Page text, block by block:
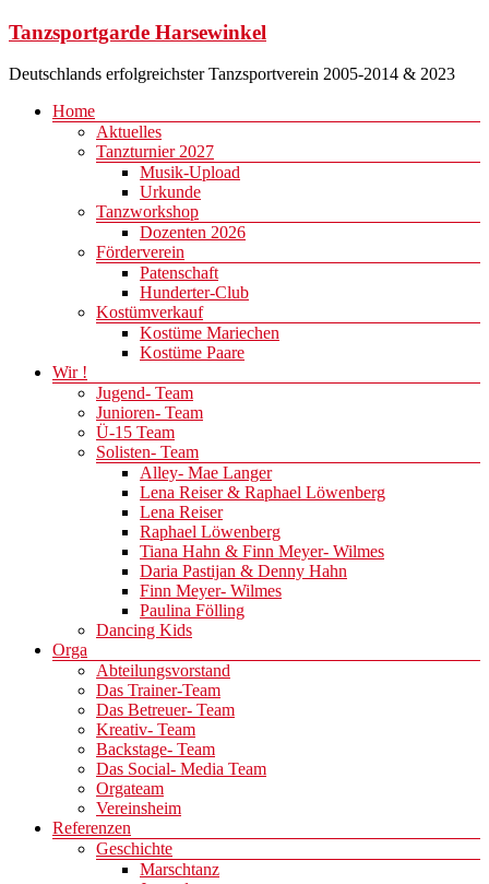
Zum
springen
Tanzsportgarde Harsewinkel
Deutschlands erfolgreichster Tanzsportverein 2005-2014 & 2023
Menü
Home
Aktuelles
Tanzturnier 2027
Musik-Upload
Urkunde
Tanzworkshop
Dozenten 2026
Förderverein
Patenschaft
Hunderter-Club
Kostümverkauf
Kostüme Mariechen
Kostüme Paare
Wir !
Jugend- Team
Junioren- Team
Ü-15 Team
Solisten- Team
Alley- Mae Langer
Lena Reiser & Raphael Löwenberg
Lena Reiser
Raphael Löwenberg
Tiana Hahn & Finn Meyer- Wilmes
Daria Pastijan & Denny Hahn
Finn Meyer- Wilmes
Paulina Fölling
Dancing Kids
Orga
Abteilungsvorstand
Das Trainer-Team
Das Betreuer- Team
Kreativ- Team
Backstage- Team
Das Social- Media Team
Orgateam
Vereinsheim
Referenzen
Geschichte
Marschtanz